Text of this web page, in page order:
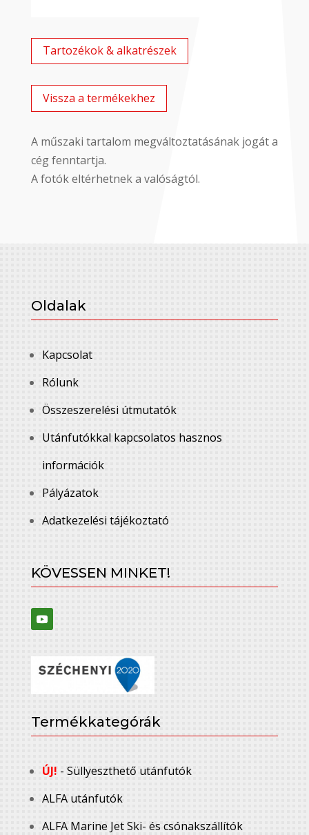
Tartozékok & alkatrészek
Vissza a termékekhez
A műszaki tartalom megváltoztatásának jogát a
cég fenntartja.
A fotók eltérhetnek a valóságtól.
Oldalak
Kapcsolat
Rólunk
Összeszerelési útmutatók
Utánfutókkal kapcsolatos hasznos
információk
Pályázatok
Adatkezelési tájékoztató
KÖVESSEN MINKET!
Termékkategórák
ÚJ! - Süllyeszthető utánfutók
ALFA utánfutók
ALFA Marine Jet Ski- és csónakszállítók